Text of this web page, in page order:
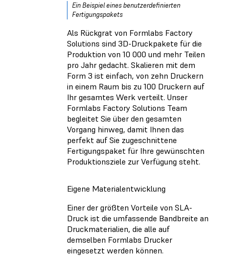
Ein Beispiel eines benutzerdefinierten
Fertigungspakets
Als Rückgrat von Formlabs Factory
Solutions sind 3D-Druckpakete für die
Produktion von 10 000 und mehr Teilen
pro Jahr gedacht. Skalieren mit dem
Form 3 ist einfach, von zehn Druckern
in einem Raum bis zu 100 Druckern auf
Ihr gesamtes Werk verteilt. Unser
Formlabs Factory Solutions Team
begleitet Sie über den gesamten
Vorgang hinweg, damit Ihnen das
perfekt auf Sie zugeschnittene
Fertigungspaket für Ihre gewünschten
Produktionsziele zur Verfügung steht.
Eigene Materialentwicklung
Einer der größten Vorteile von SLA-
Druck ist die umfassende Bandbreite an
Druckmaterialien, die alle auf
demselben Formlabs Drucker
eingesetzt werden können.